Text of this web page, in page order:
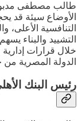
طالب مصطفى
الأوضاع سيئة قد
التنافسية
التشييد والبناء
خلال قرارات
الدولة المصرية من
رئيس البنك الأهلي: 2360 شركة خرجت في النصف الأول من 2024 من